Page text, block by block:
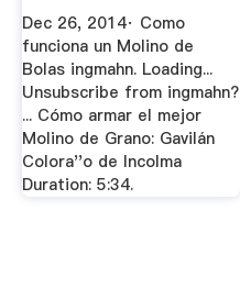
Dec 26, 2014· Como
funciona un Molino de
Bolas ingmahn. Loading...
Unsubscribe from ingmahn?
... Cómo armar el mejor
Molino de Grano: Gavilán
Colora''o de Incolma
Duration: 5:34.